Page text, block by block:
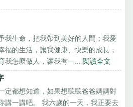
我生命，把我帶到美好的人間；我愛
福的生活，讓我健康、快樂的成長；
我怎麼做人，讓我有一... 閱讀全文
定都想知道，如果想聽聽爸爸媽媽對
講一講吧。 我六歲的一天，我正要去